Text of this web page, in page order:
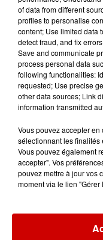
de
Podcasts
of data from different
profiles to personalise
content; Use limited data
detect fraud, and fix
Save and communicate
process personal data
following functionalities:
requested; Use precise
other data sources; Link
information transmitted
Vous pouvez accepter en
sélectionnant les finalités
Vous pouvez également
accepter". Vos
pouvez mettre à jour vos
moment via le lien